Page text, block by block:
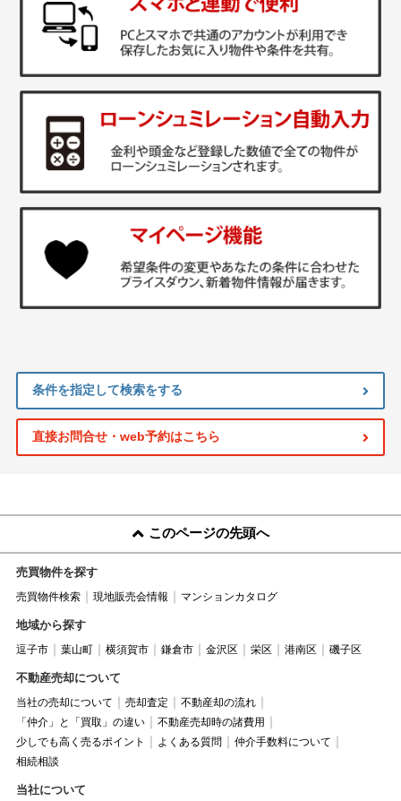
条件を指定して検索をする
直接お問合せ・web予約はこちら
このページの先頭へ
売買物件を探す
売買物件検索 現地販売会情報 マンションカタログ
地域から探す
逗子市 葉山町 横須賀市 鎌倉市 金沢区 栄区 港南区 磯子区
不動産売却について
当社の売却について 売却査定
不動産却の流れ
「仲介」と「買取」の違い
不動産売却時の諸費用
少しでも高く売るポイント
よくある質問
仲介手数料について
相続相談
当社について